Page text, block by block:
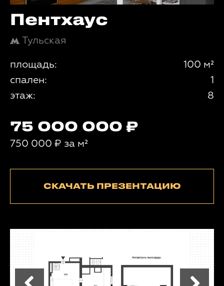
Пентхаус
Тульская
площадь:
100 м²
спален:
1
этаж:
8
75 000 000
750 000 ₽ за м²
СКАЧАТЬ ПРЕЗЕНТАЦИЮ